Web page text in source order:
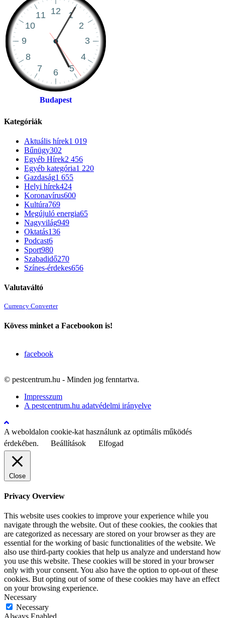
Budapest
Kategóriák
Aktuális hírek1 019
Bűnügy302
Egyéb Hírek2 456
Egyéb kategória1 220
Gazdaság1 655
Helyi hírek424
Koronavírus600
Kultúra769
Megújuló energia65
Nagyvilág949
Oktatás136
Podcast6
Sport980
Szabadidő270
Színes-érdekes656
Valutaváltó
Currency Converter
Kövess minket a Facebookon is!
facebook
© pestcentrum.hu - Minden jog fenntartva.
Impresszum
A pestcentrum.hu adatvédelmi irányelve
A weboldalon cookie-kat használunk az optimális működés
érdekében.
Beállítások Elfogad
Close
Privacy Overview
This website uses cookies to improve your experience while you
navigate through the website. Out of these cookies, the cookies that
are categorized as necessary are stored on your browser as they are
essential for the working of basic functionalities of the website. We
also use third-party cookies that help us analyze and understand how
you use this website. These cookies will be stored in your browser
only with your consent. You also have the option to opt-out of these
cookies. But opting out of some of these cookies may have an effect
on your browsing experience.
Necessary
Necessary